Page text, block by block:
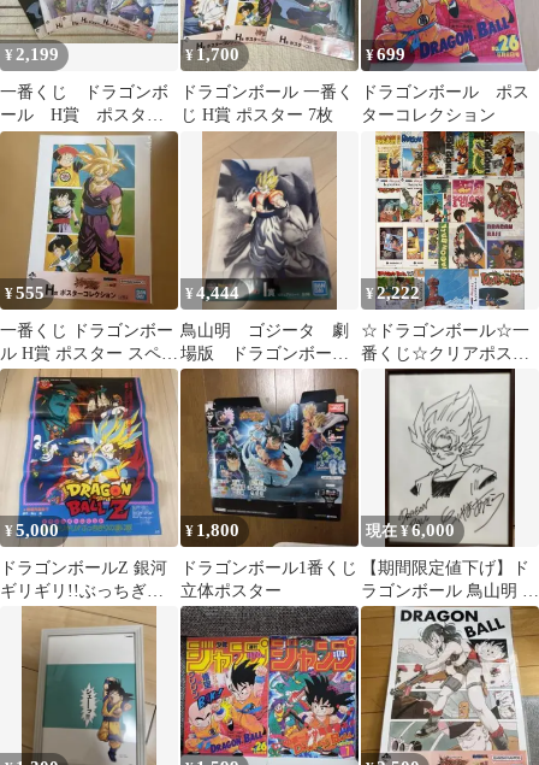
¥2,199
一番くじ ドラゴンボ
ール H賞 ポスター
コレクション 5種、I
賞 アクスタ 3種
¥1,700
ドラゴンボール 一番く
じ H賞 ポスター 7枚
¥699
ドラゴンボール ポス
ターコレクション
¥555
一番くじ ドラゴンボー
ル H賞 ポスター スペク
タクルバトル
¥4,444
鳥山明 ゴジータ 劇
場版 ドラゴンボー
ル ビジュアルボード
他 6枚セット
¥2,222
☆ドラゴンボール☆一
番くじ☆クリアポスタ
ー☆ビジュアルシート
☆20枚☆
¥5,000
ドラゴンボールZ 銀河
ギリギリ!!ぶっちぎり
の凄い奴 告知ポスター
¥ 1,800
ドラゴンボール1番くじ
立体ポスター
現在 ¥6,000
【期間限定値下げ】ド
ラゴンボール 鳥山明 複
製サイン色紙 孫悟空
額縁付き